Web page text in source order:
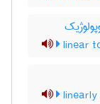
linear